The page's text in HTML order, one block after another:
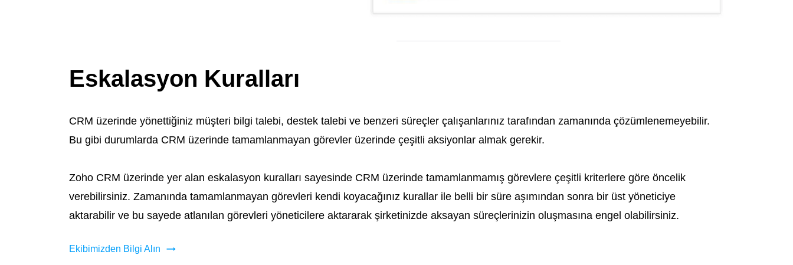
Eskalasyon Kuralları
CRM üzerinde yönettiğiniz müşteri bilgi talebi, destek talebi ve benzeri süreçler çalışanlarınız tarafından zamanında çözümlenemeyebilir.
Bu gibi durumlarda CRM üzerinde tamamlanmayan görevler üzerinde çeşitli aksiyonlar almak gerekir.
Zoho CRM üzerinde yer alan eskalasyon kuralları sayesinde CRM üzerinde tamamlanmamış görevlere çeşitli kriterlere göre öncelik
verebilirsiniz. Zamanında tamamlanmayan görevleri kendi koyacağınız kurallar ile belli bir süre aşımından sonra bir üst yöneticiye
aktarabilir ve bu sayede atlanılan görevleri yöneticilere aktararak şirketinizde aksayan süreçlerinizin oluşmasına engel olabilirsiniz.
Ekibimizden Bilgi Alın